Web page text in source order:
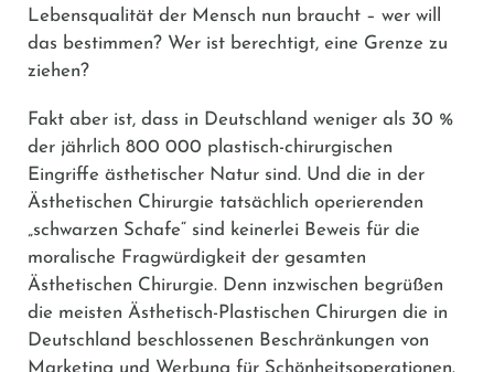
Lebensqualität der Mensch nun braucht – wer will
das bestimmen? Wer ist berechtigt, eine Grenze zu
ziehen?
Fakt aber ist, dass in Deutschland weniger als 30 %
der jährlich 800 000 plastisch-chirurgischen
Eingriffe ästhetischer Natur sind. Und die in der
Ästhetischen Chirurgie tatsächlich operierenden
„schwarzen Schafe“ sind keinerlei Beweis für die
moralische Fragwürdigkeit der gesamten
Ästhetischen Chirurgie. Denn inzwischen begrüßen
die meisten Ästhetisch-Plastischen Chirurgen die in
Deutschland beschlossenen Beschränkungen von
Marketing und Werbung für Schönheitsoperationen.